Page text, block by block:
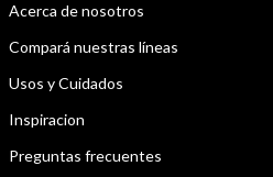
Acerca de nosotros
Compará nuestras líneas
Usos y Cuidados
Inspiracion
Preguntas frecuentes